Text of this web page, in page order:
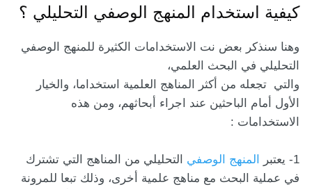
كيفية استخدام المنهج الوصفي التحليلي ؟
وهنا سنذكر بعض نت الاستخدامات الكثيرة للمنهج الوصفي
التحليلي في البحث العلمي،
والتي تجعله من أكثر المناهج العلمية استخداما، والخيار
الأول أمام الباحثين عند اجراء أبحاثهم، ومن هذه
الاستخدامات :
1- يعتبر المنهج الوصفي التحليلي من المناهج التي تشترك
في عملية البحث مع مناهج علمية أخرى، وذلك تبعا للمرونة